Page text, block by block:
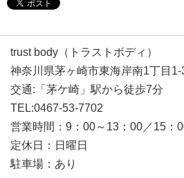
trust body（トラストボディ）
神奈川県茅ヶ崎市東海岸南1丁目
交通:「茅ケ崎」駅から徒歩7分
TEL:0467-53-7702
営業時間：9：00～13：00／15：
定休日：日曜日
駐車場：あり